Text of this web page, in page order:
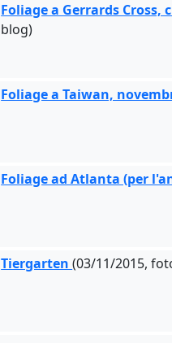
Foliage a Gerrards
blog)
Foliage a Taiwan,
Foliage ad Atlanta (per
Tiergarten(03/11/2015,